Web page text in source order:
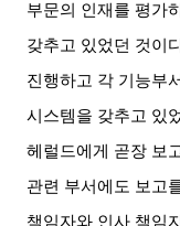
부문의 인재를 평가
갖추고 있었던 것이
진행하고 각 기능부
시스템을 갖추고 있
헤럴드에게 곧장 보
관련 부서에도 보고
책임자와 인사 책임